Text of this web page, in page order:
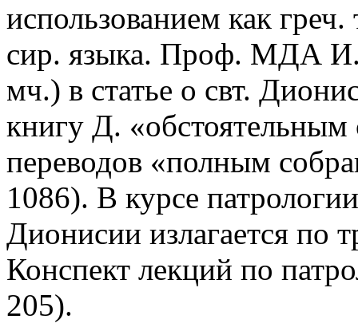
использованием как греч.
сир. языка. Проф. МДА
мч.) в статье о свт.
книгу Д. «обстоятельным
переводов «полным
1086). В курсе
Дионисии излагается по
Конспект лекций по
205).